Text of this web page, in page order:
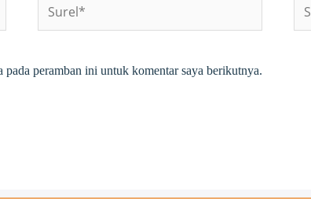
pada peramban ini untuk komentar saya berikutnya.